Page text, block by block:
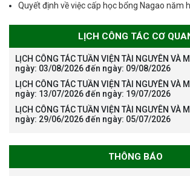
Quyết định về việc cấp học bổng Nagao năm
LỊCH CÔNG TÁC CƠ
LỊCH CÔNG TÁC TUẦN VIỆN TÀI NGUYÊN VÀ
ngày: 03/08/2026 đến ngày: 09/08/2026
LỊCH CÔNG TÁC TUẦN VIỆN TÀI NGUYÊN VÀ
ngày: 13/07/2026 đến ngày: 19/07/2026
LỊCH CÔNG TÁC TUẦN VIỆN TÀI NGUYÊN VÀ
ngày: 29/06/2026 đến ngày: 05/07/2026
THÔNG BÁO